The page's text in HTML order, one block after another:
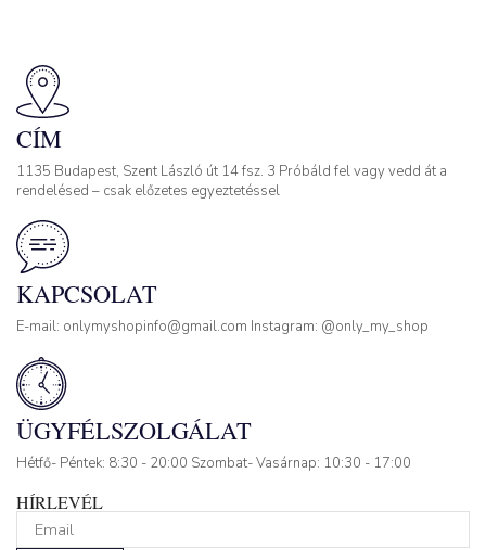
CÍM
1135 Budapest, Szent László út 14 fsz. 3 Próbáld fel vagy vedd át a
rendelésed – csak előzetes egyeztetéssel
KAPCSOLAT
E-mail: onlymyshopinfo@gmail.com Instagram: @only_my_shop
ÜGYFÉLSZOLGÁLAT
Hétfő- Péntek: 8:30 - 20:00 Szombat- Vasárnap: 10:30 - 17:00
HÍRLEVÉL